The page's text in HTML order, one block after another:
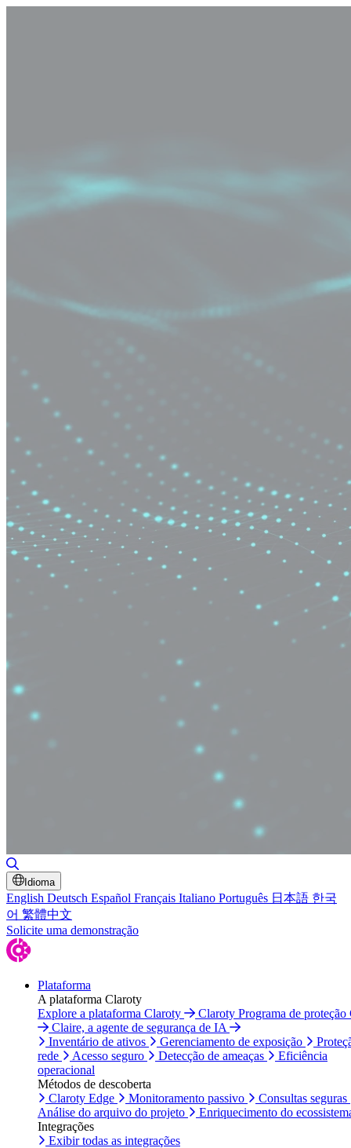
Idioma
English Deutsch Español Français Italiano Português 日本語 한국
어 繁體中文
Solicite uma demonstração
Plataforma
A plataforma Claroty
Explore a plataforma Claroty
Claroty Programa de proteção
Claire, a agente de segurança de IA
Inventário de ativos
Gerenciamento de exposição
rede
Acesso seguro Detecção de ameaças
Eficiência
operacional
Métodos de descoberta
Claroty Edge
Monitoramento passivo
Consultas seguras
Análise do arquivo do projeto
Enriquecimento do
Integrações
Exibir todas as integrações